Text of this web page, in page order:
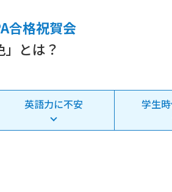
合格祝賀会
とは？
英語力に不安 学生